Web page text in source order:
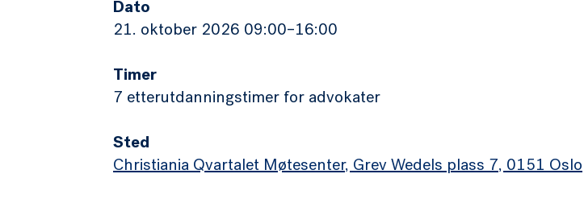
Dato
21. oktober 2026 09:00–16:00
Timer
7 etterutdanningstimer for advokater
Sted
Christiania Qvartalet Møtesenter, Grev Wedels plass 7, 0151 Oslo